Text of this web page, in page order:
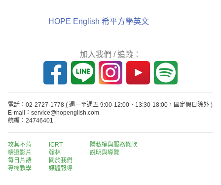
HOPE English 希平方學英文
加入我們 / 追蹤：
電話：02-2727-1778 ( 週一至週五 9:00-12:00、13:30-18:00，國定假日除外 )
E-mail：service@hopenglish.com
統編：24746401
攻其不背
精選影片
每日片語
專欄教學
ICRT
翰林
關於我們
媒體報導
隱私權與服務條款
說明與導覽